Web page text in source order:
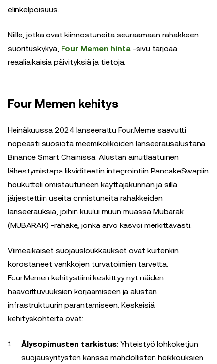
elinkelpoisuus.
Niille, jotka ovat kiinnostuneita seuraamaan rahakkeen
suorituskykyä, Four Memen hinta -sivu tarjoaa
reaaliaikaisia päivityksiä ja tietoja.
Four Memen kehitys
Heinäkuussa 2024 lanseerattu Four.Meme saavutti
nopeasti suosiota meemikolikoiden lanseerausalustana
Binance Smart Chainissa. Alustan ainutlaatuinen
lähestymistapa likviditeetin integrointiin PancakeSwapiin
houkutteli omistautuneen käyttäjäkunnan ja sillä
järjestettiin useita onnistuneita rahakkeiden
lanseerauksia, joihin kuului muun muassa Mubarak
(MUBARAK) -rahake, jonka arvo kasvoi merkittävästi.
Viimeaikaiset suojausloukkaukset ovat kuitenkin
korostaneet vankkojen turvatoimien tarvetta.
Four.Memen kehitystiimi keskittyy nyt näiden
haavoittuvuuksien korjaamiseen ja alustan
infrastruktuurin parantamiseen. Keskeisiä
kehityskohteita ovat:
Älysopimusten tarkistus: Yhteistyö lohkoketjun
suojausyritysten kanssa mahdollisten heikkouksien